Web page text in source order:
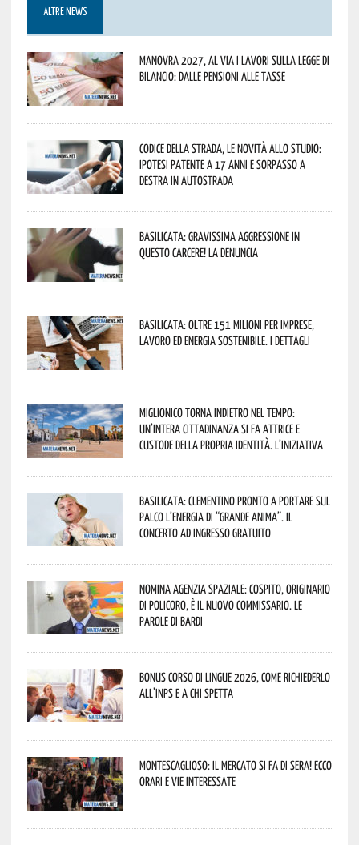
ALTRE NEWS
Manovra 2027, al via i lavori sulla Legge di
Bilancio: dalle pensioni alle tasse
Codice della strada, le novità allo studio:
ipotesi patente a 17 anni e sorpasso a
destra in autostrada
Basilicata: gravissima aggressione in
questo Carcere! La denuncia
Basilicata: oltre 151 milioni per imprese,
lavoro ed energia sostenibile. I dettagli
Miglionico torna indietro nel tempo:
un’intera cittadinanza si fa attrice e
custode della propria identità. L’iniziativa
Basilicata: Clementino pronto a portare sul
palco l’energia di “Grande Anima”. Il
concerto ad ingresso gratuito
Nomina Agenzia Spaziale: Cospito, originario
di Policoro, è il nuovo commissario. Le
parole di Bardi
Bonus corso di lingue 2026, come richiederlo
all’INPS e a chi spetta
Montescaglioso: il mercato si fa di sera! Ecco
orari e vie interessate